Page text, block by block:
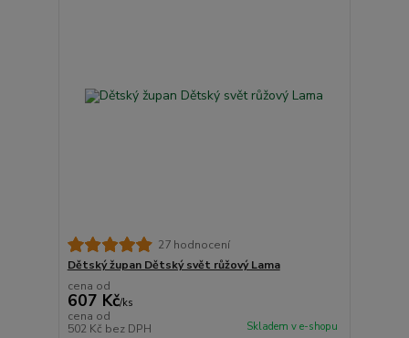
27 hodnocení
Dětský župan Dětský svět růžový Lama
cena od
607 Kč/ks
cena od
502 Kč bez DPH Skladem v e-shopu